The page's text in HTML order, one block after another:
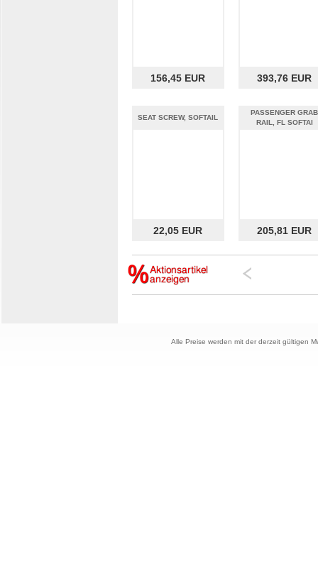
156,45 EUR 393,76 EUR
SEAT SCREW, SOFTAIL
22,05 EUR
PASSENGER GRAB
RAIL, FL SOFTAI
205,81 EUR
Alle Preise werden mit der derzeit gültigen